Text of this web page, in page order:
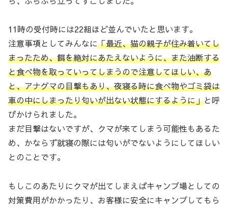
11時の受付時には22組ほど並んでいたと思います。
注意事項としてみんなに「最近、猫の親子が住み着いてし
まったため、餌を絶対にあたえないように、また油断する
と食べ物を取っていってしまうので注意してほしい、あ
と、アナグマの目撃もあり、夜寝る時に食べ物やゴミ袋は
車の中にしまったり匂いが出ない状態にするように」と呼
びかけられました。
まだ目撃はないですが、クマが来てしまう可能性もあるた
め、かならず就寝の際には匂いがでないようにしてほしい
とのことです。
もしこのあたりにクマが出てしまえばキャンプ場としての
対策費用がかかったり、お客様に安全にキャンプしてもら